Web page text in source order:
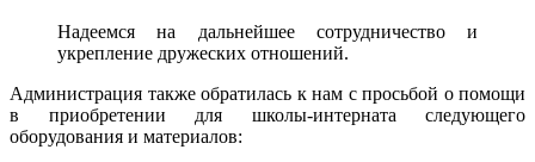
Надеемся на дальнейшее сотрудничество и
укрепление дружеских отношений.
Администрация также обратилась к нам с просьбой о помощи
в приобретении для школы-интерната следующего
оборудования и материалов: